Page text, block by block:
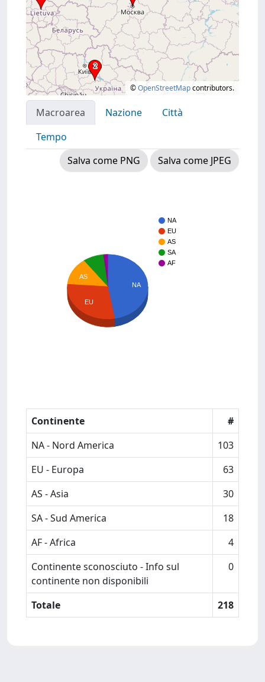
©OpenStreetMapcontributors.
Macroarea Nazione
Città
Tempo
Salva come PNG
Salva come JPEG
NA
EU
AS
SA
AF
NA
AS
EU
Continente
#
NA - Nord America
103
EU - Europa
63
AS - Asia
30
SA - Sud America
18
AF - Africa
4
Continente sconosciuto - Info sul
continente non disponibili
0
Totale 218